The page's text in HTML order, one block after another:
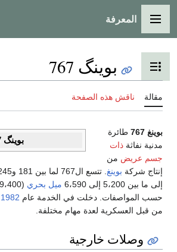
القائمة الرئيسية
المعرفة
تبديل عرض جدول المحتويات
بوينگ 767
مقالة ناقش هذه الصفحة
بوينگ 767
بوينغ 767
طائرة
مدنية نفاثة ذات
جسم عريض من
إنتاج شركة بوينغ
إلى ما بين 5،200 إلى 6،590
ميل بحري
حسب المواصفات. دخلت في الخدمة عام 1982
من قبل العسكرية لعدة مهام مختلفة.
وصلات خارجية